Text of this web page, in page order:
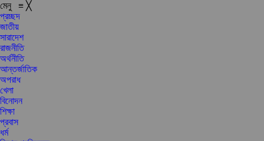
মেনু ≡ ╳
প্রচ্ছদ
জাতীয়
সারাদেশ
রাজনীতি
অর্থনীতি
আন্তর্জাতিক
অপরাধ
খেলা
বিনোদন
শিক্ষা
প্রবাস
ধর্ম